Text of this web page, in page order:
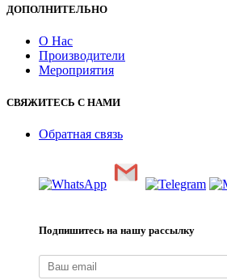
ДОПОЛНИТЕЛЬНО
О Нас
Производители
Мероприятия
СВЯЖИТЕСЬ С НАМИ
Обратная связь
Подпишитесь на нашу рассылку